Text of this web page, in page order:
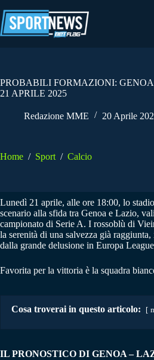
al
contenuto
PROBABILI FORMAZIONI:
21 APRILE 2025
Redazione MME 20 Aprile
Home / Sport / Calcio
Lunedì 21 aprile, alle ore 18:00, lo
scenario alla sfida tra Genoa e Lazio,
campionato di Serie A. I rossoblù di
la serenità di una salvezza già
dalla grande delusione in Europa
Favorita per la vittoria è la squadra
Cosa troverai in questo articolo:
IL PRONOSTICO DI GENOA –